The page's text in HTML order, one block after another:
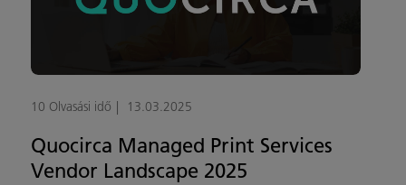
10 Olvasási idő 13.03.2025
Quocirca Managed Print Services
Vendor Landscape 2025